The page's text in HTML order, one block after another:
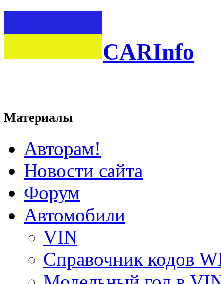
CARInfo
Материалы
Авторам!
Новости сайта
Форум
Автомобили
VIN
Справочник кодов